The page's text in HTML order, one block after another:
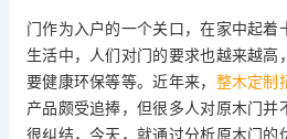
门作为入户的一个关口，在家中起着
生活中，人们对门的要求也越来越高
要健康环保等等。近年来， 整木定制
产品颇受追捧，但很多人对原木门并
很纠结，今天，就通过分析原木门的